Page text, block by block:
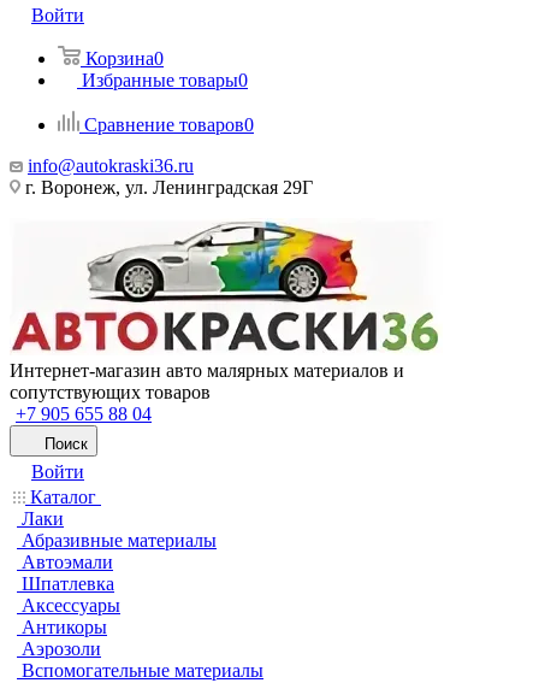
Войти
Корзина0
Избранные товары0
Сравнение товаров0
info@autokraski36.ru
г. Воронеж, ул. Ленинградская 29Г
Интернет-магазин авто малярных материалов и
сопутствующих товаров
+7 905 655 88 04
Поиск
Войти
Каталог
Лаки
Абразивные материалы
Автоэмали
Шпатлевка
Аксессуары
Антикоры
Аэрозоли
Вспомогательные материалы